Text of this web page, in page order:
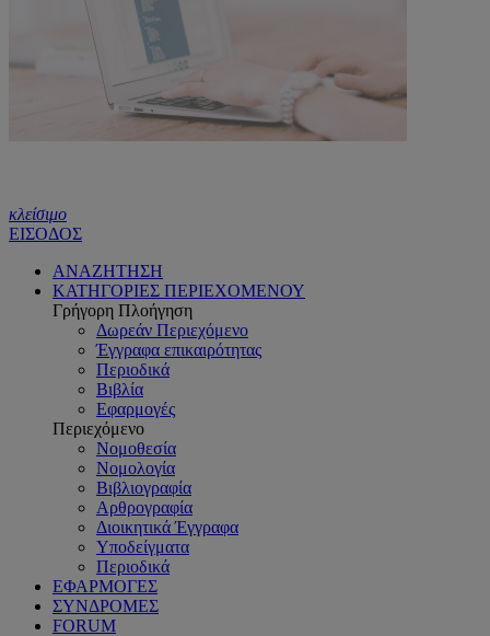
κλείσιμο
ΕΙΣΟΔΟΣ
ΑΝΑΖΗΤΗΣΗ
ΚΑΤΗΓΟΡΙΕΣ ΠΕΡΙΕΧΟΜΕΝΟΥ
Γρήγορη Πλοήγηση
Δωρεάν Περιεχόμενο
Έγγραφα επικαιρότητας
Περιοδικά
Βιβλία
Εφαρμογές
Περιεχόμενο
Νομοθεσία
Νομολογία
Βιβλιογραφία
Αρθρογραφία
Διοικητικά Έγγραφα
Υποδείγματα
Περιοδικά
ΕΦΑΡΜΟΓΕΣ
ΣΥΝΔΡΟΜΕΣ
FORUM